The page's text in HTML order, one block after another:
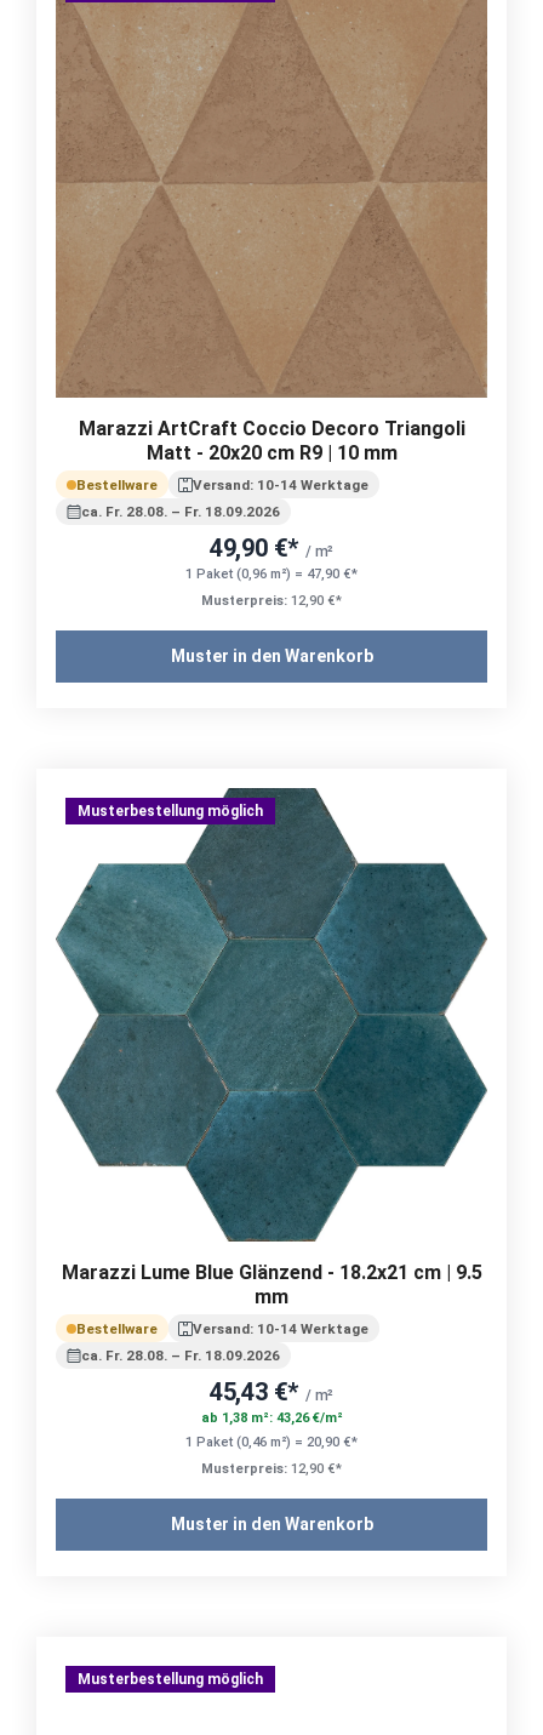
Marazzi ArtCraft Coccio Decoro Triangoli
Matt - 20x20 cm R9 | 10 mm
Bestellware
Versand: 10-14 Werktage
ca. Fr. 28.08. – Fr. 18.09.2026
49,90 €* / m²
1 Paket (0,96 m²) = 47,90 €*
Musterpreis: 12,90 €*
Muster in den Warenkorb
Musterbestellung möglich
Marazzi Lume Blue Glänzend - 18.2x21 cm | 9.5
mm
Bestellware
Versand: 10-14 Werktage
ca. Fr. 28.08. – Fr. 18.09.2026
45,43 €* / m²
ab 1,38 m²: 43,26 €/m²
1 Paket (0,46 m²) = 20,90 €*
Musterpreis: 12,90 €*
Muster in den Warenkorb
Musterbestellung möglich